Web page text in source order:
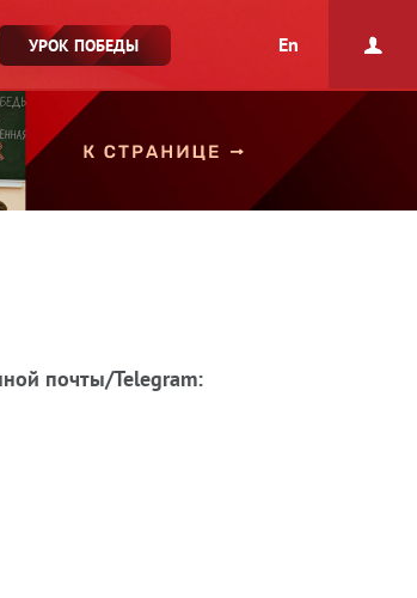
УРОК ПОБЕДЫ En
почты/Telegram: